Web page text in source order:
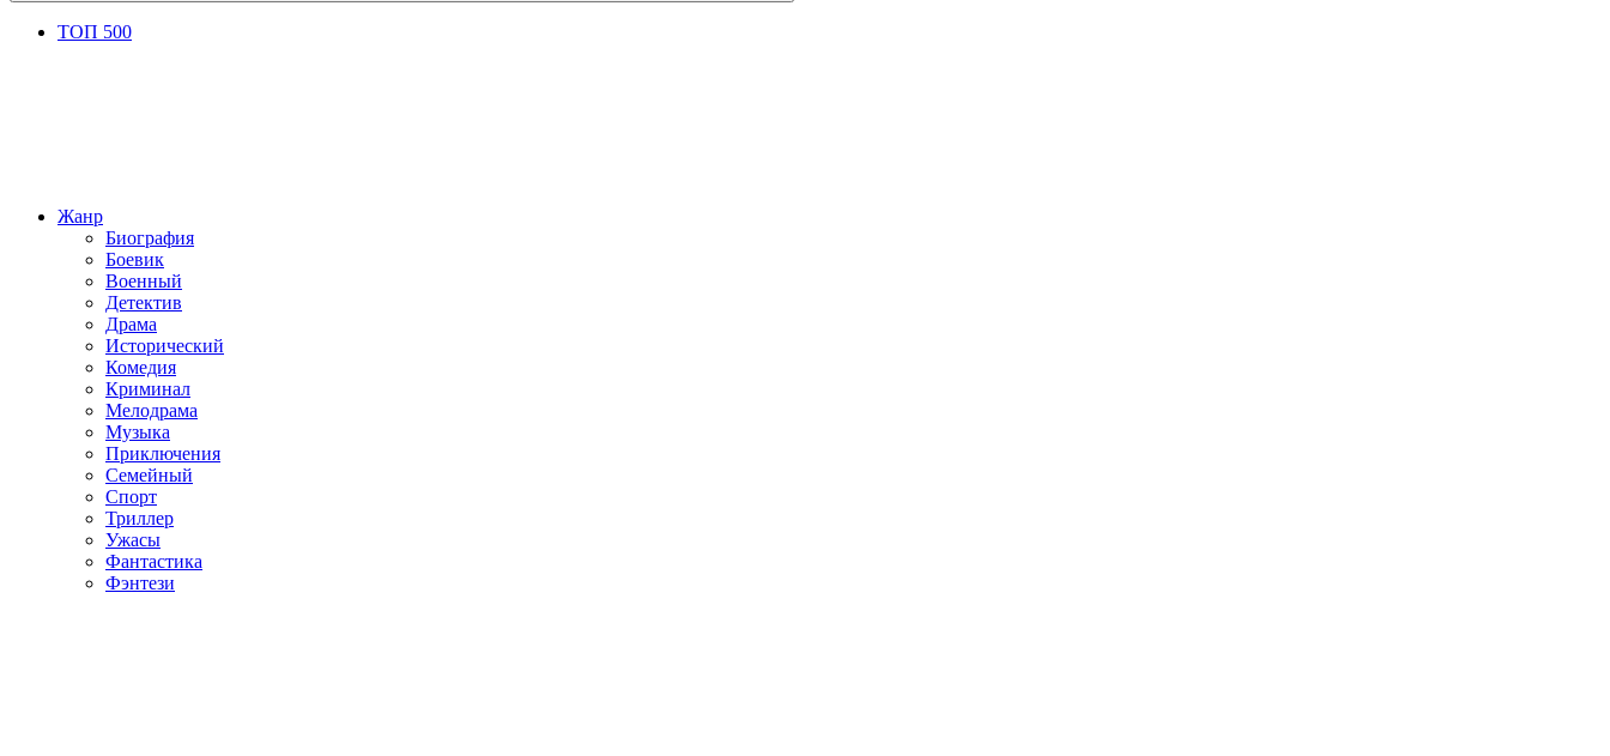
ТОП 500
Жанр
Биография
Боевик
Военный
Детектив
Драма
Исторический
Комедия
Криминал
Мелодрама
Музыка
Приключения
Семейный
Спорт
Триллер
Ужасы
Фантастика
Фэнтези